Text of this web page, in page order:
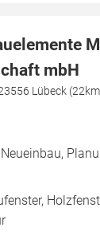
mbH
Lübeck